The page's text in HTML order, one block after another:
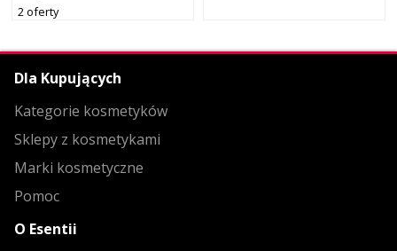
2 oferty
Dla Kupujących
Kategorie kosmetyków
Sklepy z kosmetykami
Marki kosmetyczne
Pomoc
O Esentii